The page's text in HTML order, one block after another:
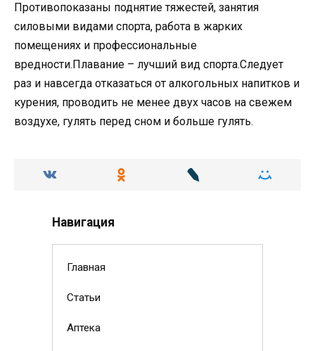
Противопоказаны поднятие тяжестей, занятия
силовыми видами спорта, работа в жарких
помещениях и профессиональные
вредности.Плавание – лучший вид спорта.Следует
раз и навсегда отказаться от алкогольных напитков и
курения, проводить не менее двух часов на свежем
воздухе, гулять перед сном и больше гулять.
Навигация
Главная
Статьи
Аптека